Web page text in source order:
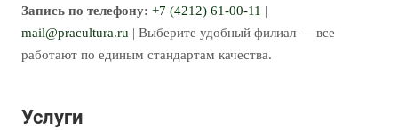
Запись по телефону: +7 (4212) 61-00-11 |
mail@pracultura.ru | Выберите удобный филиал — все
работают по единым стандартам качества.
Услуги